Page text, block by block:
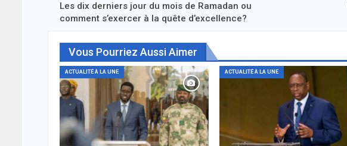
Les dix derniers jour du mois de Ramadan ou
comment s’exercer à la quête d’excellence?
Vous Pourriez Aussi Aimer
ACTUALITÉ À LA UNE ACTUALITÉ À LA UNE